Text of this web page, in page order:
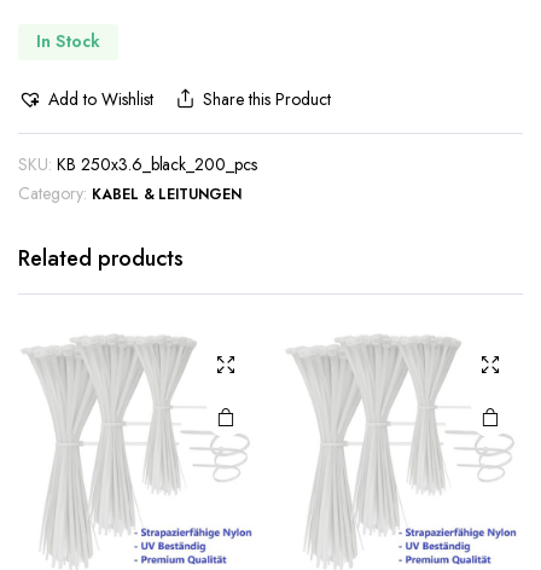
In Stock
Add to Wishlist Share this Product
SKU: KB 250x3.6_black_200_pcs
Category: KABEL & LEITUNGEN
Related products